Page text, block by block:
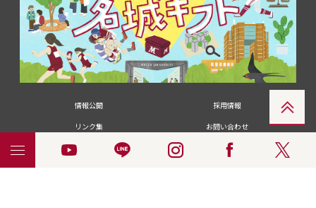
情報公開
採用情報
リンク集
お問い合わせ
メディアの皆さま
卒業生の皆さま